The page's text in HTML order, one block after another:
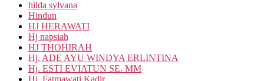
hilda sylvana
Hindun
HJ HERAWATI
Hj napsiah
HJ THOHIRAH
Hj. ADE AYU WINDYA ERLINTINA
Hj. ESTI EVIATUN SE. MM
Hj. Fatmawati Kadir